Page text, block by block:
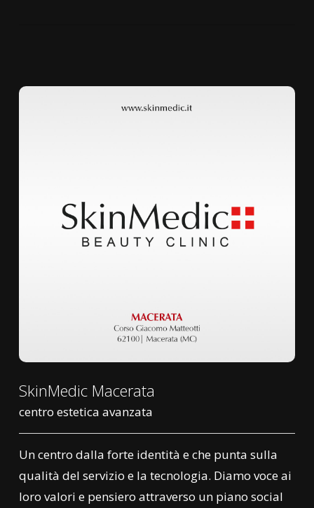
SkinMedic Macerata
centro estetica avanzata
Un centro dalla forte identità e che punta sulla
qualità del servizio e la tecnologia. Diamo voce ai
loro valori e pensiero attraverso un piano social